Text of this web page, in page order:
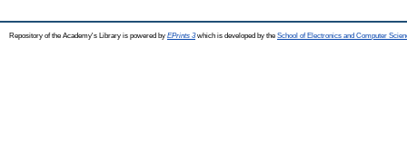
Repository of the Academy's Library is powered by EPrints 3which is developed by the School of Electronics and Computer